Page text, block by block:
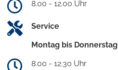
8.00 - 12.00 Uhr
Service
Montag bis Donnerstag
8.00 - 12.30 Uhr